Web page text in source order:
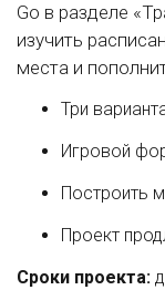
Go в разделе
изучить
места и
Три
Игровой
Построить
Проект
Сроки проекта: